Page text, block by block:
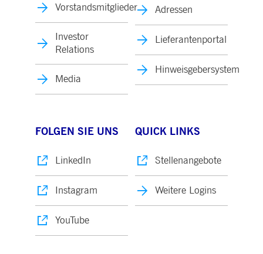
Vorstandsmitglieder
Investor
Relations
Media
Adressen
Lieferantenportal
Hinweisgebersystem
FOLGEN SIE UNS
LinkedIn
Instagram
YouTube
QUICK LINKS
Stellenangebote
Weitere Logins